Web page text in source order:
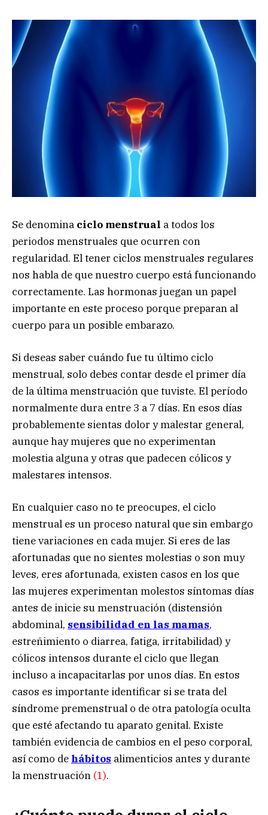
Se denomina ciclo menstrual a todos los
periodos menstruales que ocurren con
regularidad. El tener ciclos menstruales regulares
nos habla de que nuestro cuerpo está funcionando
correctamente. Las hormonas juegan un papel
importante en este proceso porque preparan al
cuerpo para un posible embarazo.
Si deseas saber cuándo fue tu último ciclo
menstrual, solo debes contar desde el primer día
de la última menstruación que tuviste. El período
normalmente dura entre 3 a 7 días. En esos días
probablemente sientas dolor y malestar general,
aunque hay mujeres que no experimentan
molestia alguna y otras que padecen cólicos y
malestares intensos.
En cualquier caso no te preocupes, el ciclo
menstrual es un proceso natural que sin embargo
tiene variaciones en cada mujer. Si eres de las
afortunadas que no sientes molestias o son muy
leves, eres afortunada, existen casos en los que
las mujeres experimentan molestos síntomas días
antes de inicie su menstruación (distensión
abdominal, sensibilidad en las mamas,
estreñimiento o diarrea, fatiga, irritabilidad) y
cólicos intensos durante el ciclo que llegan
incluso a incapacitarlas por unos días. En estos
casos es importante identificar si se trata del
síndrome premenstrual o de otra patología oculta
que esté afectando tu aparato genital. Existe
también evidencia de cambios en el peso corporal,
así como de hábitos alimenticios antes y durante
la menstruación (1).